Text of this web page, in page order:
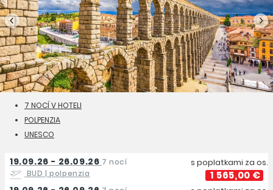
7 NOCÍ V HOTELI
POLPENZIA
UNESCO
19.09.26 - 26.09.26 7 nocí
BUD| polpenzia
s poplatkami za os.
1 565,00 €